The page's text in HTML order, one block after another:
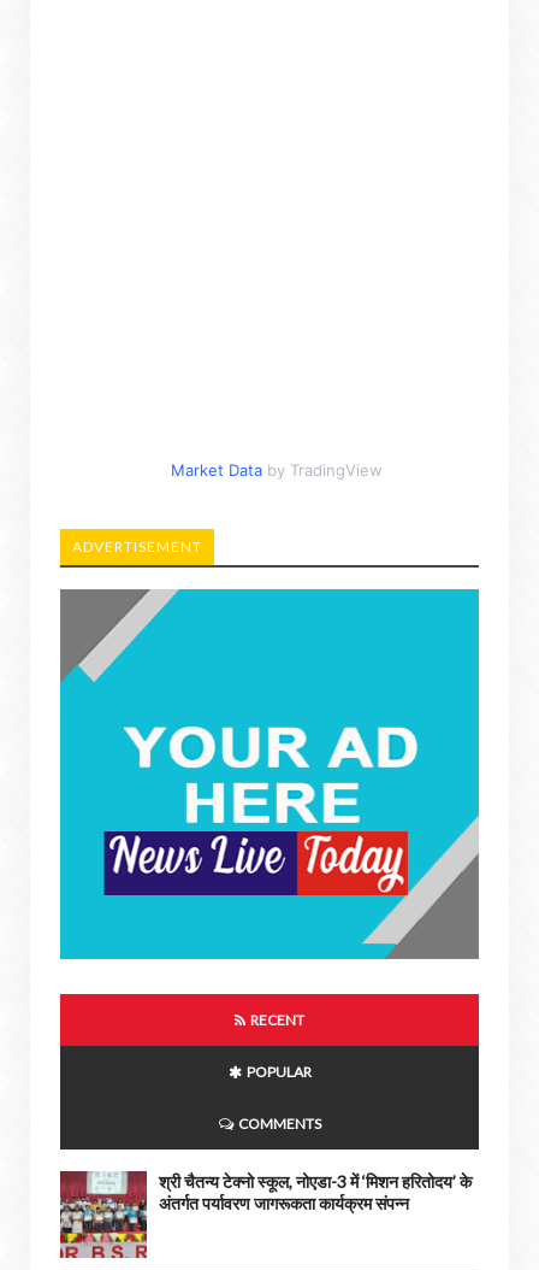
Market Data by TradingView
ADVERTISEMENT
RECENT
POPULAR
COMMENTS
श्री चैतन्य टेक्नो स्कूल, नोएडा-3 में ‘मिशन हरितोदय’ के
अंतर्गत पर्यावरण जागरूकता कार्यक्रम संपन्न